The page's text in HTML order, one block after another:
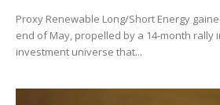
Proxy Renewable Long/Short Energy
end of May, propelled by a 14-month rally
investment universe that...